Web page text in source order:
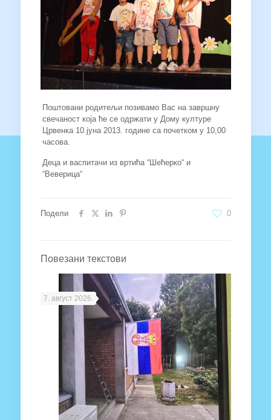
Поштовани родитељи позивамо Вас на завршну
свечаност која ће се одржати у Дому културе
Црвенка 10.јуна 2013. године са почетком у 10,00
часова.
Деца и васпитачи из вртића “Шећерко“ и
“Веверица“
Подели 0
Повезани текстови
7. август 2026.